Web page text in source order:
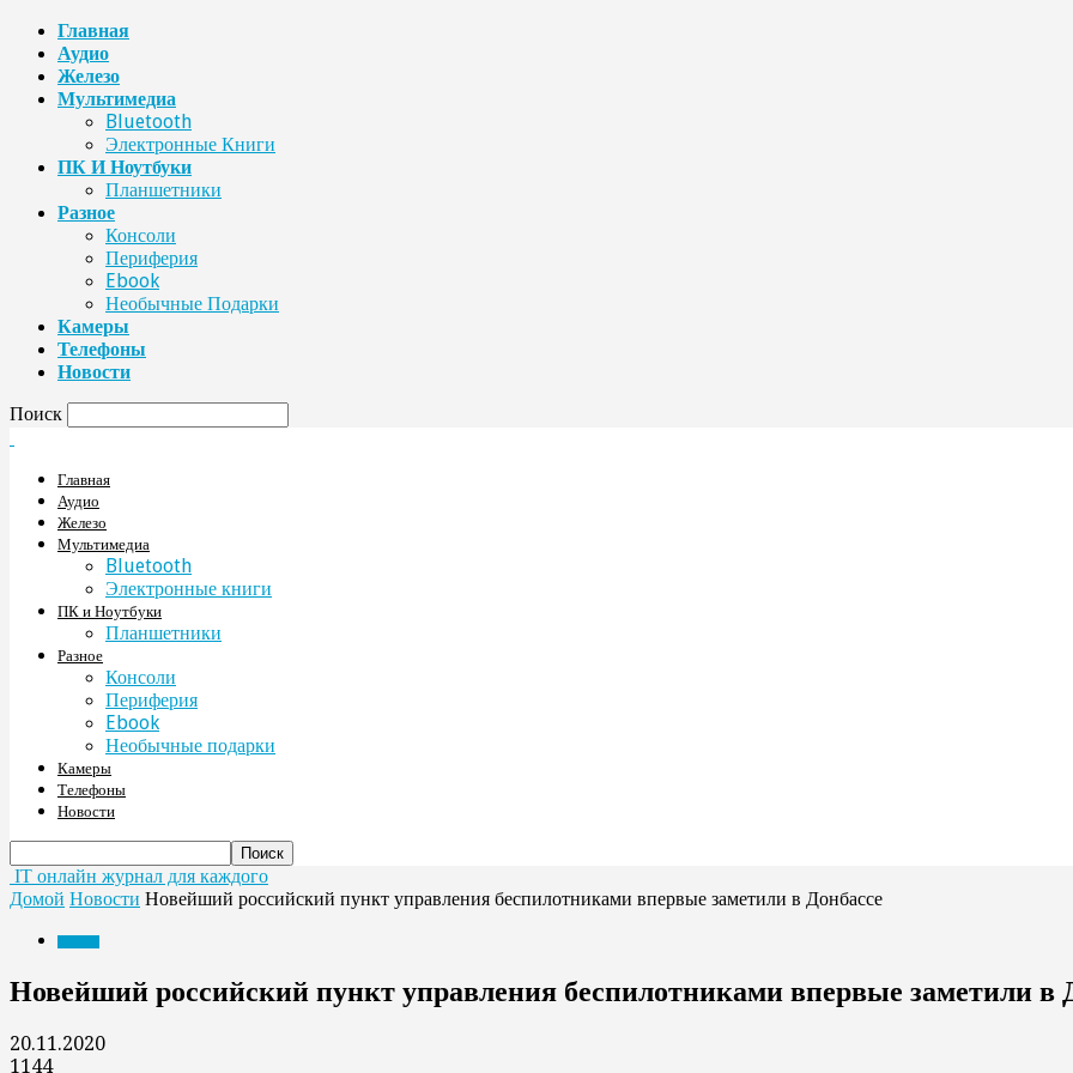
Главная
Аудио
Железо
Мультимедиа
Bluetooth
Электронные Книги
ПК И Ноутбуки
Планшетники
Разное
Консоли
Периферия
Ebook
Необычные Подарки
Камеры
Телефоны
Новости
Поиск
Главная
Аудио
Железо
Мультимедиа
Bluetooth
Электронные книги
ПК и Ноутбуки
Планшетники
Разное
Консоли
Периферия
Ebook
Необычные подарки
Камеры
Телефоны
Новости
IT онлайн журнал для каждого
Домой Новости Новейший российский пункт управления беспилотниками впервые заметили в Донбассе
Новейший российский пункт управления беспилотниками впервые заметили в
20.11.2020
1144